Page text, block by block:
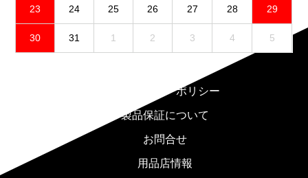
23 24 25 26 27 28 29
30 31 1 2 3 4 5
プライバシーポリシー
製品保証について
お問合せ
用品店情報